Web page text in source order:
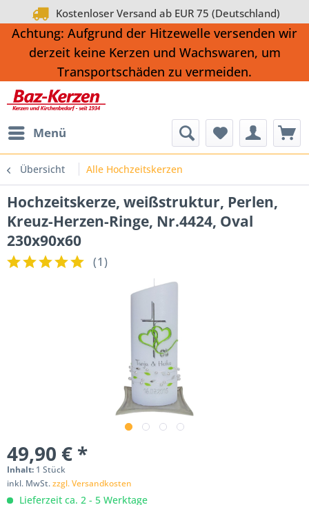
Kostenloser Versand ab EUR 75 (Deutschland)
Achtung: Aufgrund der Hitzewelle versenden wir
derzeit keine Kerzen und Wachswaren, um
Transportschäden zu vermeiden.
Menü
Übersicht Alle Hochzeitskerzen
Hochzeitskerze, weißstruktur, Perlen,
Kreuz-Herzen-Ringe, Nr.4424, Oval
230x90x60
(1)
49,90 € *
Inhalt: 1 Stück
inkl. MwSt.zzgl. Versandkosten
Lieferzeit ca. 2 - 5 Werktage